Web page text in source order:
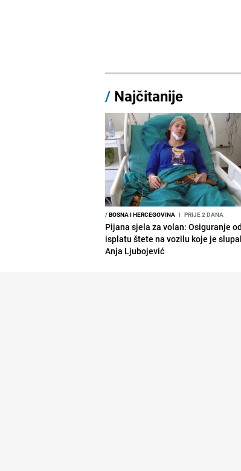
/ Najčitanije
/BOSNA I HERCEGOVINA I PRIJE 2 DANA
Pijana sjela za volan: Osiguranje
isplatu štete na vozilu koje je
Anja Ljubojević